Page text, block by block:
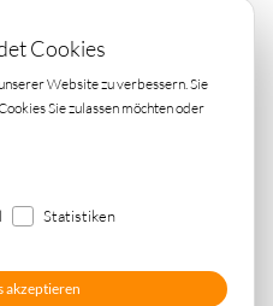
Cookies
Website zu verbessern. Sie
Sie zulassen möchten oder
Statistiken
akzeptieren